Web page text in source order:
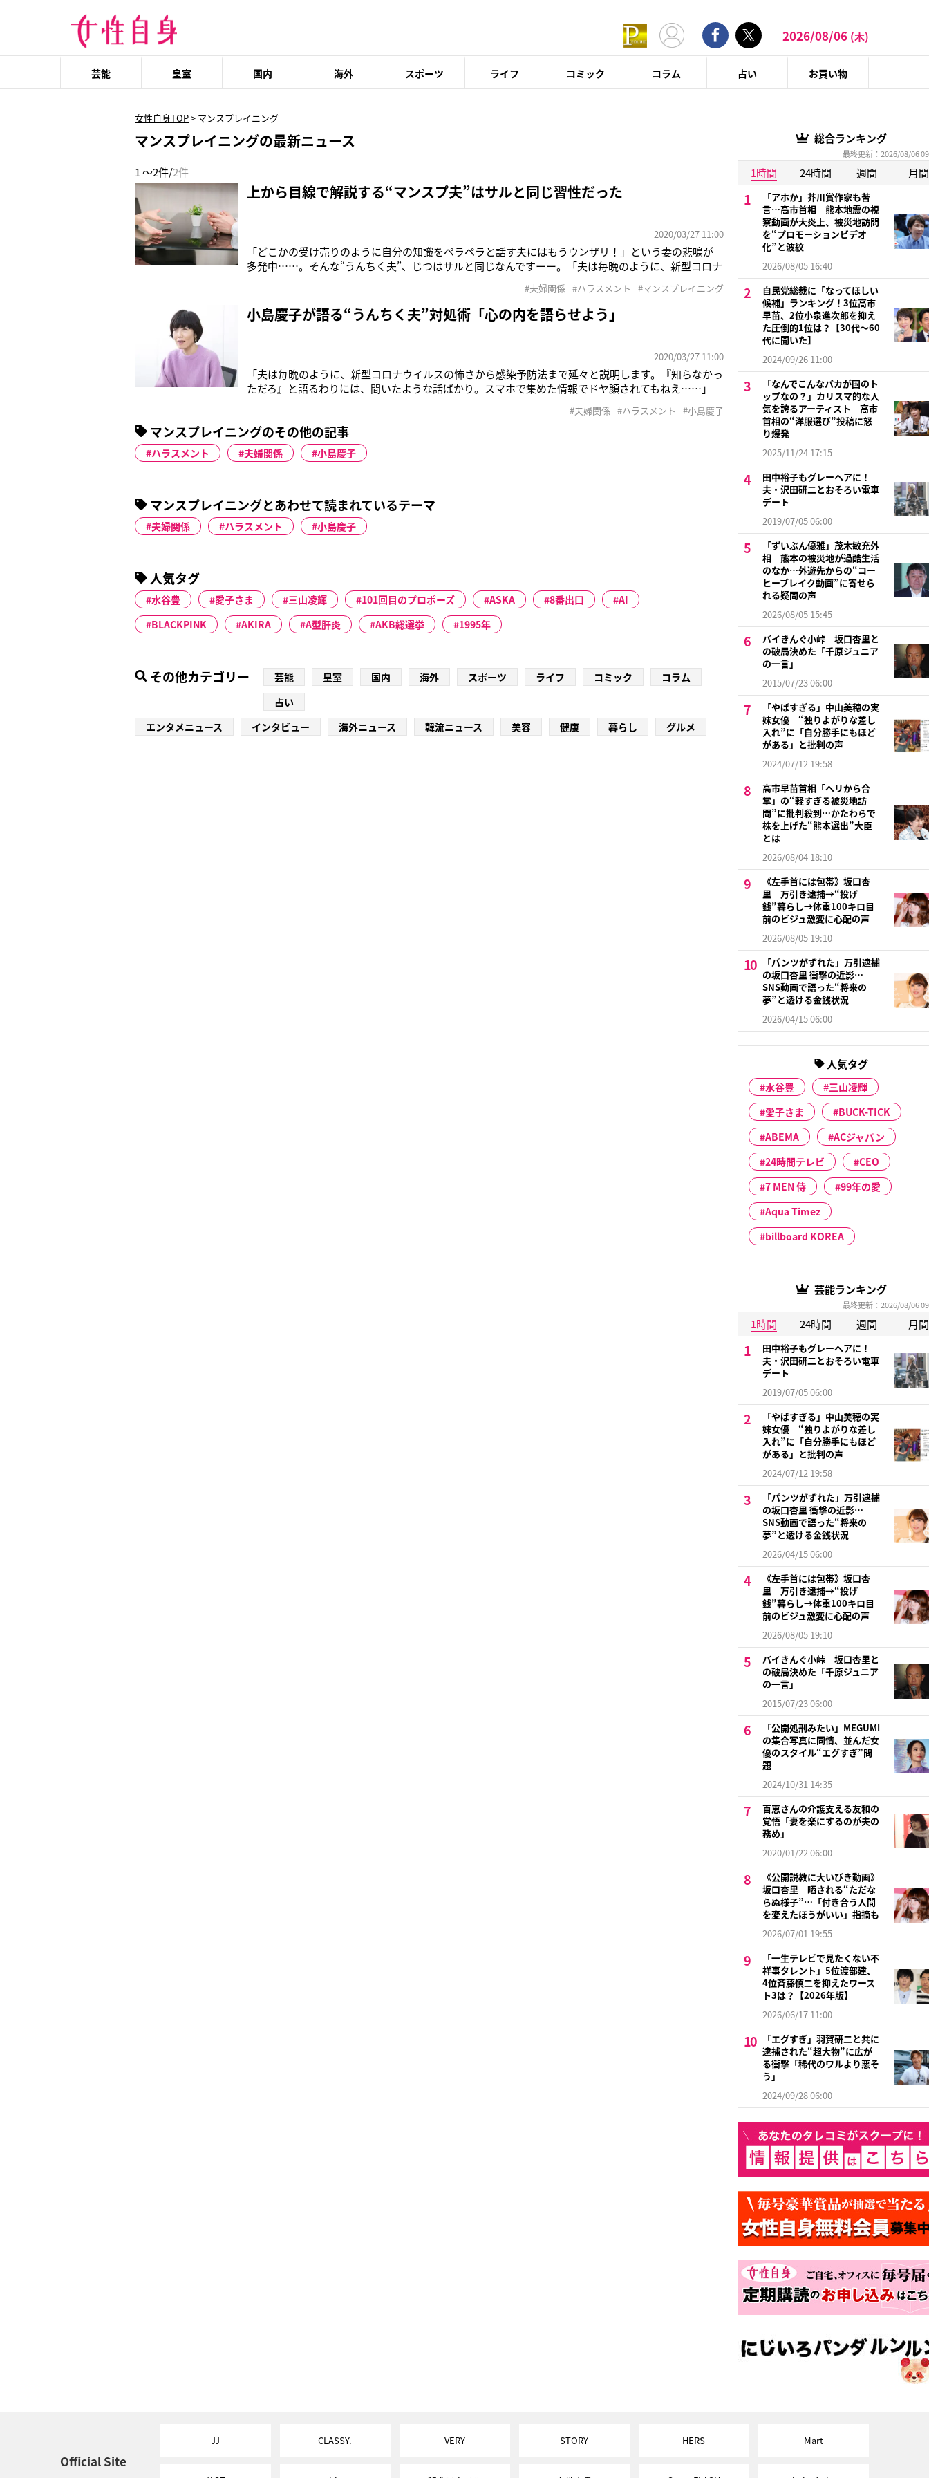
2026/08/06 (木)
芸能 皇室 国内 海外 スポーツ ライフ コミック コラム 占い お買い物
女性自身TOP> マンスプレイニング
マンスプレイニングの最新ニュース
1 ～2件/2件
上から目線で解説する“マンスプ夫”はサルと同じ習性だった
2020/03/27 11:00
「どこかの受け売りのように自分の知識をペラペラと話す夫にはもうウンザリ！」という妻の悲鳴が
多発中……。そんな“うんちく夫”、じつはサルと同じなんですーー。「夫は毎晩のように、新型コロナ
ような話ばかり。スマホで集めた情報でドヤ顔されてもねえ……」（40代主婦）「NHKの人気番組
『ブラタモリ』を見ていると、“男
#夫婦関係 #ハラスメント #マンスプレイニング
小島慶子が語る“うんちく夫”対処術「心の内を語らせよう」
2020/03/27 11:00
「夫は毎晩のように、新型コロナウイルスの怖さから感染予防法まで延々と説明します。『知らなかっ
ただろ』と語るわりには、聞いたような話ばかり。スマホで集めた情報でドヤ顔されてもねえ……」
知識を説明してやっている”という構図が目についてうんざりする。これは、“マンスプ”だよね」（50
代女性）上から目線でものご
#夫婦関係 #ハラスメント #小島慶子
マンスプレイニングのその他の記事
ハラスメント 夫婦関係 小島慶子
マンスプレイニングとあわせて読まれているテーマ
夫婦関係 ハラスメント 小島慶子
人気タグ
水谷豊 愛子さま 三山凌輝 101回目のプロポーズ ASKA 8番出口
AI
BLACKPINK
AKIRA A型肝炎 AKB総選挙 1995年
その他カテゴリー 芸能 皇室 国内 海外 スポーツ ライフ コミック
コラム
占い
エンタメニュース
インタビュー 海外ニュース 韓流ニュース 美容 健康 暮らし グルメ
総合ランキング
最終更新：2026/08/06
1時間 24時間 週間 月間
「アホか」芥川賞作家も苦
言…高市首相 熊本地震の視
察動画が大炎上、被災地訪問
を“プロモーションビデオ
化”と波紋
2026/08/05 16:40
自民党総裁に「なってほしい
候補」ランキング！3位高市
早苗、2位小泉進次郎を抑え
た圧倒的1位は？【30代〜60
代に聞いた】
2024/09/26 11:00
「なんでこんなバカが国のト
ップなの？」カリスマ的な人
気を誇るアーティスト 高市
首相の“洋服選び”投稿に怒
り爆発
2025/11/24 17:15
田中裕子もグレーヘアに！
夫・沢田研二とおそろい電車
デート
2019/07/05 06:00
「ずいぶん優雅」茂木敏充外
相 熊本の被災地が過酷生活
のなか…外遊先からの“コー
ヒーブレイク動画”に寄せら
れる疑問の声
2026/08/05 15:45
バイきんぐ小峠 坂口杏里と
の破局決めた「千原ジュニア
の一言」
2015/07/23 06:00
「やばすぎる」中山美穂の実
妹女優 “独りよがりな差し
入れ”に「自分勝手にもほど
がある」と批判の声
2024/07/12 19:58
高市早苗首相「ヘリから合
掌」の“軽すぎる被災地訪
問”に批判殺到…かたわらで
株を上げた“熊本選出”大臣
とは
2026/08/04 18:10
《左手首には包帯》坂口杏
里 万引き逮捕→“投げ
銭”暮らし→体重100キロ目
前のビジュ激変に心配の声
2026/08/05 19:10
「パンツがずれた」万引逮捕
の坂口杏里 衝撃の近影…
SNS動画で語った“将来の
夢”と透ける金銭状況
2026/04/15 06:00
人気タグ
水谷豊
三山凌輝
愛子さま
BUCK-TICK
ABEMA
ACジャパン
24時間テレビ
CEO
7 MEN 侍
99年の愛
Aqua Timez
billboard KOREA
芸能ランキング
最終更新：2026/08/06
1時間 24時間 週間 月間
田中裕子もグレーヘアに！
夫・沢田研二とおそろい電車
デート
2019/07/05 06:00
「やばすぎる」中山美穂の実
妹女優 “独りよがりな差し
入れ”に「自分勝手にもほど
がある」と批判の声
2024/07/12 19:58
「パンツがずれた」万引逮捕
の坂口杏里 衝撃の近影…
SNS動画で語った“将来の
夢”と透ける金銭状況
2026/04/15 06:00
《左手首には包帯》坂口杏
里 万引き逮捕→“投げ
銭”暮らし→体重100キロ目
前のビジュ激変に心配の声
2026/08/05 19:10
バイきんぐ小峠 坂口杏里と
の破局決めた「千原ジュニア
の一言」
2015/07/23 06:00
「公開処刑みたい」MEGUMI
の集合写真に同情、並んだ女
優のスタイル“エグすぎ”問
題
2024/10/31 14:35
百恵さんの介護支える友和の
覚悟「妻を楽にするのが夫の
務め」
2020/01/22 06:00
《公開説教に大いびき動画》
坂口杏里 晒される“ただな
らぬ様子”…「付き合う人間
を変えたほうがいい」指摘も
2026/07/01 19:55
「一生テレビで見たくない不
祥事タレント」5位渡部建、
4位斉藤慎二を抑えたワース
ト3は？【2026年版】
2026/06/17 11:00
「エグすぎ」羽賀研二と共に
逮捕された“超大物”に広が
る衝撃「稀代のワルより悪そ
う」
2024/09/28 06:00
Official Site
JJ CLASSY. VERY STORY HERS Mart